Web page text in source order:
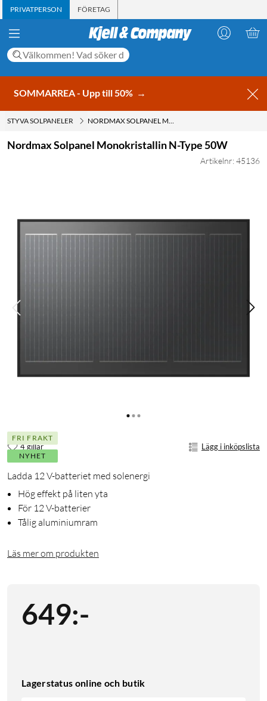
PRIVATPERSON FÖRETAG
SOMMARREA - Upp till 50% →
STYVA SOLPANELER NORDMAX SOLPANEL MONOKRISTALLIN N-TYPE 50W
Nordmax Solpanel Monokristallin N-Type 50W
Artikelnr: 45136
FRI FRAKT
NYHET
4 gillar Lägg i inköpslista
Ladda 12 V-batteriet med solenergi
Hög effekt på liten yta
För 12 V-batterier
Tålig aluminiumram
Läs mer om produkten
649:-
Lagerstatus online och butik